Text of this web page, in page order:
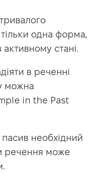
одна форма,
стані.
в реченні
можна
in the Past
необхідний
речення може